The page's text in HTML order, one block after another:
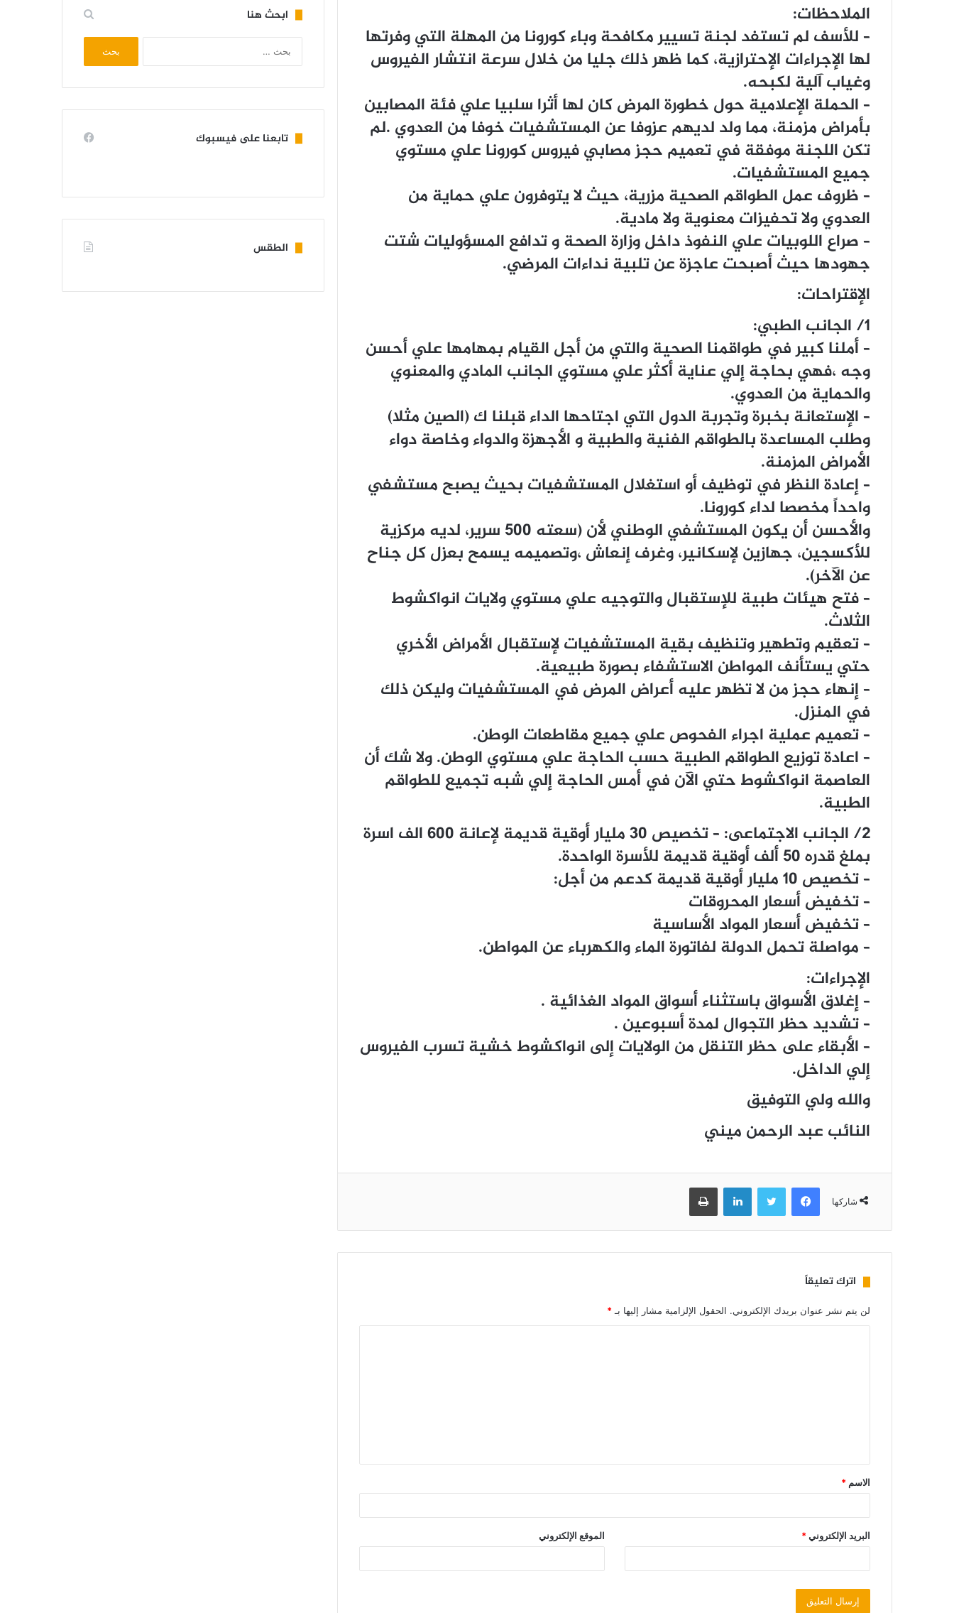
الملاحظات:
– للأسف لم تستفد لجنة تسيير مكافحة وباء كورونا من المهلة التي وفرتها
لها الإجراءات الإحترازية، كما ظهر ذلك جليا من خلال سرعة انتشار الفيروس
وغياب آلية لكبحه.
– الحملة الإعلامية حول خطورة المرض كان لها أثرا سلبيا علي فئة المصابين
بأمراض مزمنة، مما ولد لديهم عزوفا عن المستشفيات خوفا من العدوي .لم
تكن اللجنة موفقة في تعميم حجز مصابي فيروس كورونا علي مستوي
جميع المستشفيات.
– ظروف عمل الطواقم الصحية مزرية، حيث لا يتوفرون علي حماية من
العدوي ولا تحفيزات معنوية ولا مادية.
– صراع اللوبيات علي النفوذ داخل وزارة الصحة و تدافع المسؤوليات شتت
جهودها حيث أصبحت عاجزة عن تلبية نداءات المرضي.
الإقتراحات:
1/ الجانب الطبي:
– أملنا كبير في طواقمنا الصحية والتي من أجل القيام بمهامها علي أحسن
وجه ،فهي بحاجة إلي عناية أكثر علي مستوي الجانب المادي والمعنوي
والحماية من العدوي.
– الإستعانة بخبرة وتجربة الدول التي اجتاحها الداء قبلنا ك (الصين مثلا)
وطلب المساعدة بالطواقم الفنية والطبية و الأجهزة والدواء وخاصة دواء
الأمراض المزمنة.
– إعادة النظر في توظيف أو استغلال المستشفيات بحيث يصبح مستشفي
واحداً مخصصا لداء كورونا.
والأحسن أن يكون المستشفي الوطني لأن (سعته 500 سرير، لديه مركزية
للأكسجين، جهازين لإسكانير، وغرف إنعاش ،وتصميمه يسمح بعزل كل جناح
عن الآخر).
– فتح هيئات طبية للإستقبال والتوجيه علي مستوي ولايات انواكشوط
الثلاث.
– تعقيم وتطهير وتنظيف بقية المستشفيات لإستقبال الأمراض الأخري
حتي يستأنف المواطن الاستشفاء بصورة طبيعية.
– إنهاء حجز من لا تظهر عليه أعراض المرض في المستشفيات وليكن ذلك
في المنزل.
– تعميم عملية اجراء الفحوص علي جميع مقاطعات الوطن.
– اعادة توزيع الطواقم الطبية حسب الحاجة علي مستوي الوطن. ولا شك أن
العاصمة انواكشوط حتي الآن في أمس الحاجة إلي شبه تجميع للطواقم
الطبية.
2/ الجانب الاجتماعى:‎ – تخصيص 30 مليار أوقية قديمة لإعانة 600 الف اسرة
بملغ قدره 50 ألف أوقية قديمة للأسرة الواحدة.
– تخصيص 10 مليار أوقية قديمة كدعم من أجل:
– تخفيض أسعار المحروقات
– تخفيض أسعار المواد الأساسية
– مواصلة تحمل الدولة لفاتورة الماء والكهرباء عن المواطن.
الإجراءات:
– إغلاق الأسواق باستثناء أسواق المواد الغذائية .
– تشديد حظر التجوال لمدة أسبوعين .
– الأبقاء على حظر التنقل من الولايات إلى انواكشوط خشية تسرب الفيروس
إلي الداخل.
والله ولي التوفيق
النائب عبد الرحمن ميني
شاركها
فيسبوك تويتر لينكدإن طباعة
اترك تعليقاً
لن يتم نشر عنوان بريدك الإلكتروني. الحقول الإلزامية مشار إليها بـ*
الاسم *
البريد الإلكتروني* الموقع الإلكتروني
ابحث هنا
تابعنا على فيسبوك
الطقس